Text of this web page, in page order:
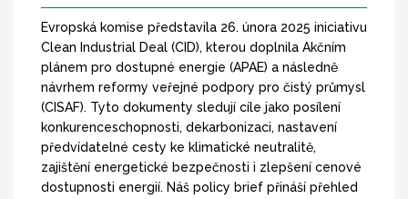
Evropská komise představila 26. února 2025 iniciativu
Clean Industrial Deal (CID), kterou doplnila Akčním
plánem pro dostupné energie (APAE) a následně
návrhem reformy veřejné podpory pro čistý průmysl
(CISAF). Tyto dokumenty sledují cíle jako posílení
konkurenceschopnosti, dekarbonizaci, nastavení
předvídatelné cesty ke klimatické neutralitě,
zajištění energetické bezpečnosti i zlepšení cenové
dostupnosti energií. Náš policy brief přináší přehled